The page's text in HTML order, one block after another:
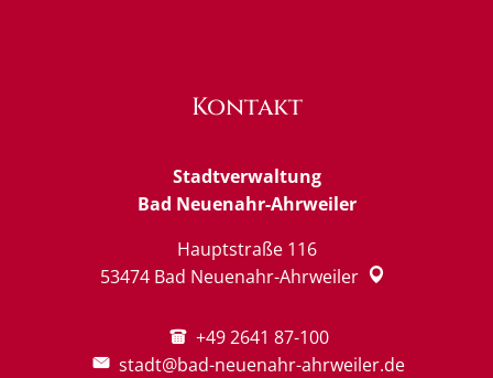
Kontakt
Stadtverwaltung
Bad Neuenahr-Ahrweiler
Hauptstraße 116
53474 Bad Neuenahr-Ahrweiler
+49 2641 87-100
stadt@bad-neuenahr-ahrweiler.de